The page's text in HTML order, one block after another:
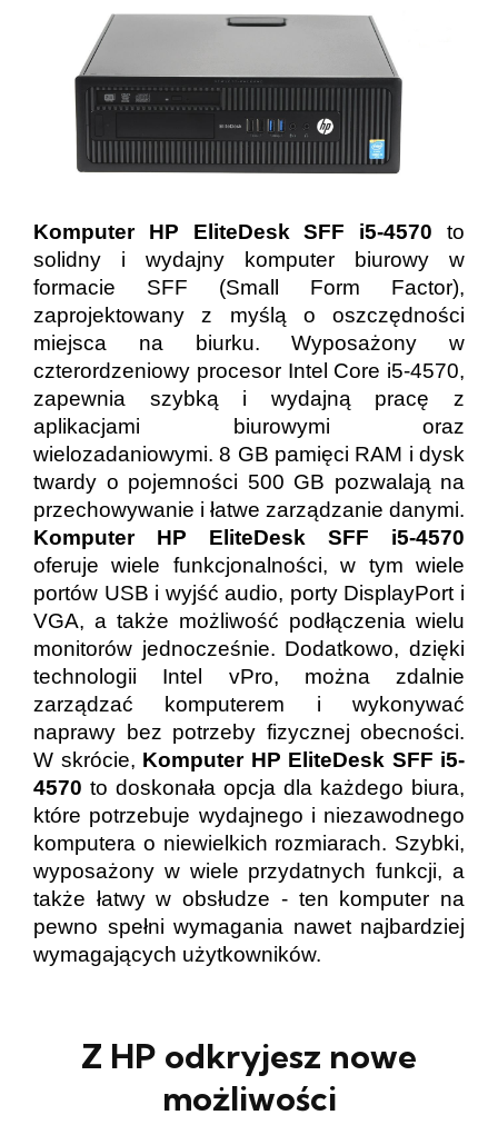
Komputer HP EliteDesk SFF i5-4570 to
solidny i wydajny komputer biurowy w
formacie SFF (Small Form Factor),
zaprojektowany z myślą o oszczędności
miejsca na biurku. Wyposażony w
czterordzeniowy procesor Intel Core i5-4570,
zapewnia szybką i wydajną pracę z
aplikacjami biurowymi oraz
wielozadaniowymi. 8 GB pamięci RAM i dysk
twardy o pojemności 500 GB pozwalają na
przechowywanie i łatwe zarządzanie danymi.
Komputer HP EliteDesk SFF i5-4570
oferuje wiele funkcjonalności, w tym wiele
portów USB i wyjść audio, porty DisplayPort i
VGA, a także możliwość podłączenia wielu
monitorów jednocześnie. Dodatkowo, dzięki
technologii Intel vPro, można zdalnie
zarządzać komputerem i wykonywać
naprawy bez potrzeby fizycznej obecności.
W skrócie, Komputer HP EliteDesk SFF i5-
4570 to doskonała opcja dla każdego biura,
które potrzebuje wydajnego i niezawodnego
komputera o niewielkich rozmiarach. Szybki,
wyposażony w wiele przydatnych funkcji, a
także łatwy w obsłudze - ten komputer na
pewno spełni wymagania nawet najbardziej
wymagających użytkowników.
Z HP odkryjesz nowe
możliwości